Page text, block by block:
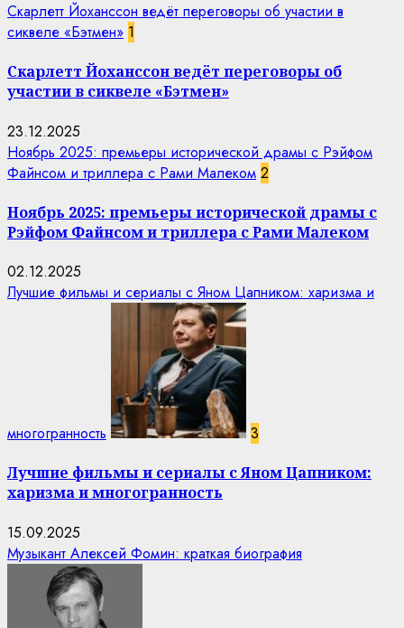
Скарлетт Йоханссон ведёт переговоры об участии в
сиквеле «Бэтмен» 1
Скарлетт Йоханссон ведёт переговоры об
участии в сиквеле «Бэтмен»
23.12.2025
Ноябрь 2025: премьеры исторической драмы с Рэйфом
Файнсом и триллера с Рами Малеком 2
Ноябрь 2025: премьеры исторической драмы с
Рэйфом Файнсом и триллера с Рами Малеком
02.12.2025
Лучшие фильмы и сериалы с Яном Цапником: харизма и
многогранность 3
Лучшие фильмы и сериалы с Яном Цапником:
харизма и многогранность
15.09.2025
Музыкант Алексей Фомин: краткая биография